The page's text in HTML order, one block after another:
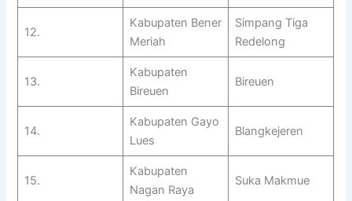
12.
Kabupaten Bener
Meriah
Simpang Tiga
Redelong
13.
Kabupaten
Bireuen
Bireuen
14.
Kabupaten Gayo
Lues
Blangkejeren
15.
Kabupaten
Nagan Raya
Suka Makmue